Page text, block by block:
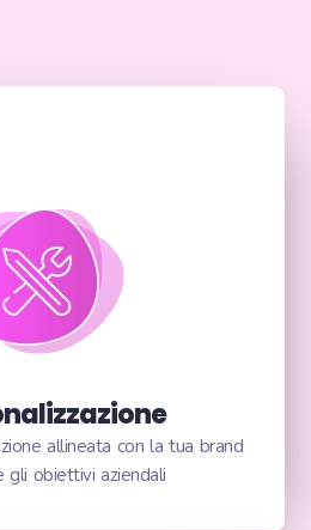
allineata con la tua brand
gli obiettivi aziendali